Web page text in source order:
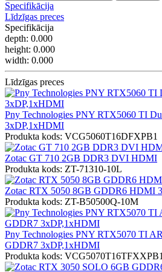
Specifikācija
Līdzīgas preces
Specifikācija
depth: 0.000
height: 0.000
width: 0.000
Līdzīgas preces
Pny Technologies PNY RTX5060 TI
3xDP,1xHDMI
Produkta kods: VCG5060T16DFXPB1
Zotac GT 710 2GB DDR3 DVI HDMI
Produkta kods: ZT-71310-10L
Zotac RTX 5050 8GB GDDR6 HDMI
Produkta kods: ZT-B50500Q-10M
Pny Technologies PNY RTX5070 TI
GDDR7 3xDP,1xHDMI
Produkta kods: VCG5070T16TFXXPB1